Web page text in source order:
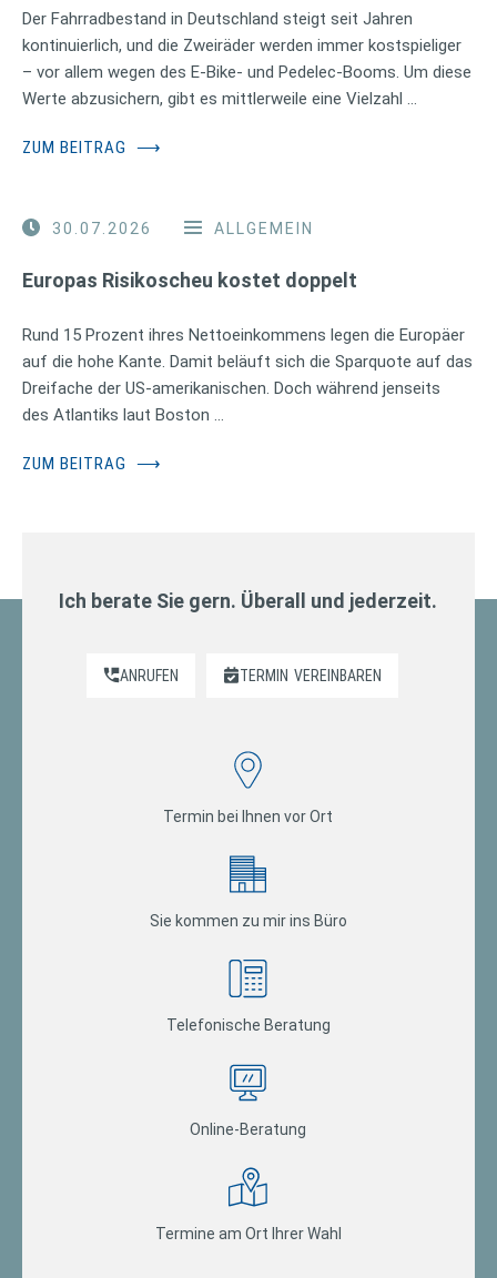
Der Fahrradbestand in Deutschland steigt seit Jahren
kontinuierlich, und die Zweiräder werden immer kostspieliger
– vor allem wegen des E-Bike- und Pedelec-Booms. Um diese
Werte abzusichern, gibt es mittlerweile eine Vielzahl …
ZUM BEITRAG ⟶
30.07.2026 ALLGEMEIN
Europas Risikoscheu kostet doppelt
Rund 15 Prozent ihres Nettoeinkommens legen die Europäer
auf die hohe Kante. Damit beläuft sich die Sparquote auf das
Dreifache der US-amerikanischen. Doch während jenseits
des Atlantiks laut Boston …
ZUM BEITRAG ⟶
Ich berate Sie gern. Überall und jederzeit.
ANRUFEN TERMIN VEREINBAREN
Termin bei Ihnen vor Ort
Sie kommen zu mir ins Büro
Telefonische Beratung
Online-Beratung
Termine am Ort Ihrer Wahl